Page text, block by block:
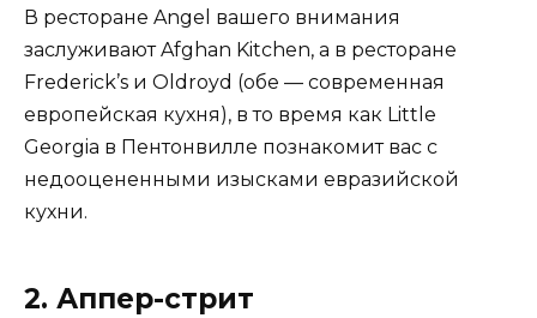
В ресторане Angel вашего внимания
заслуживают Afghan Kitchen, а в ресторане
Frederick’s и Oldroyd (обе — современная
европейская кухня), в то время как Little
Georgia в Пентонвилле познакомит вас с
недооцененными изысками евразийской
кухни.
2. Аппер-стрит